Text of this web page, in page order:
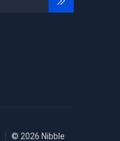
© 2026 Nibble